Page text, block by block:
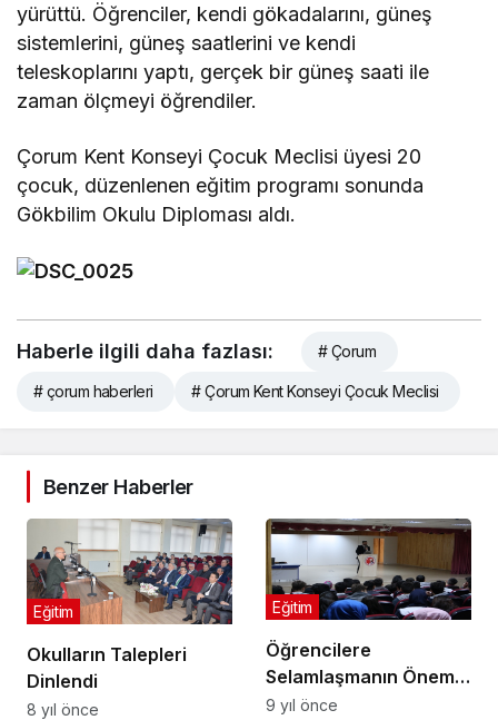
yürüttü. Öğrenciler, kendi gökadalarını, güneş
sistemlerini, güneş saatlerini ve kendi
teleskoplarını yaptı, gerçek bir güneş saati ile
zaman ölçmeyi öğrendiler.
Çorum Kent Konseyi Çocuk Meclisi üyesi 20
çocuk, düzenlenen eğitim programı sonunda
Gökbilim Okulu Diploması aldı.
Haberle ilgili daha fazlası: # Çorum
# çorum haberleri # Çorum Kent Konseyi Çocuk Meclisi
Benzer Haberler
Okulların Talepleri
Dinlendi
Eğitim
8 yıl önce
Öğrencilere
Selamlaşmanın Önemi
Anlatıldı
Eğitim
9 yıl önce